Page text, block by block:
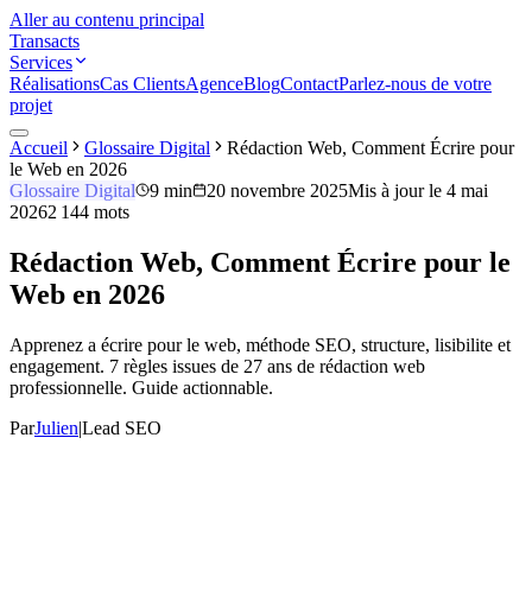
Aller au contenu principal
Transacts
Services
RéalisationsCas ClientsAgenceBlogContactParlez-nous de votre
projet
Accueil Glossaire Digital
Rédaction Web, Comment Écrire pour
le Web en 2026
Glossaire Digital
9 min 20 novembre 2025Mis à jour le 4 mai
20262 144 mots
Rédaction Web, Comment Écrire pour le
Web en 2026
Apprenez a écrire pour le web, méthode SEO, structure, lisibilite et
engagement. 7 règles issues de 27 ans de rédaction web
professionnelle. Guide actionnable.
ParJulien|Lead SEO